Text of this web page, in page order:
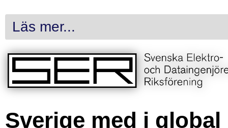
Läs mer...
Sverige med i global